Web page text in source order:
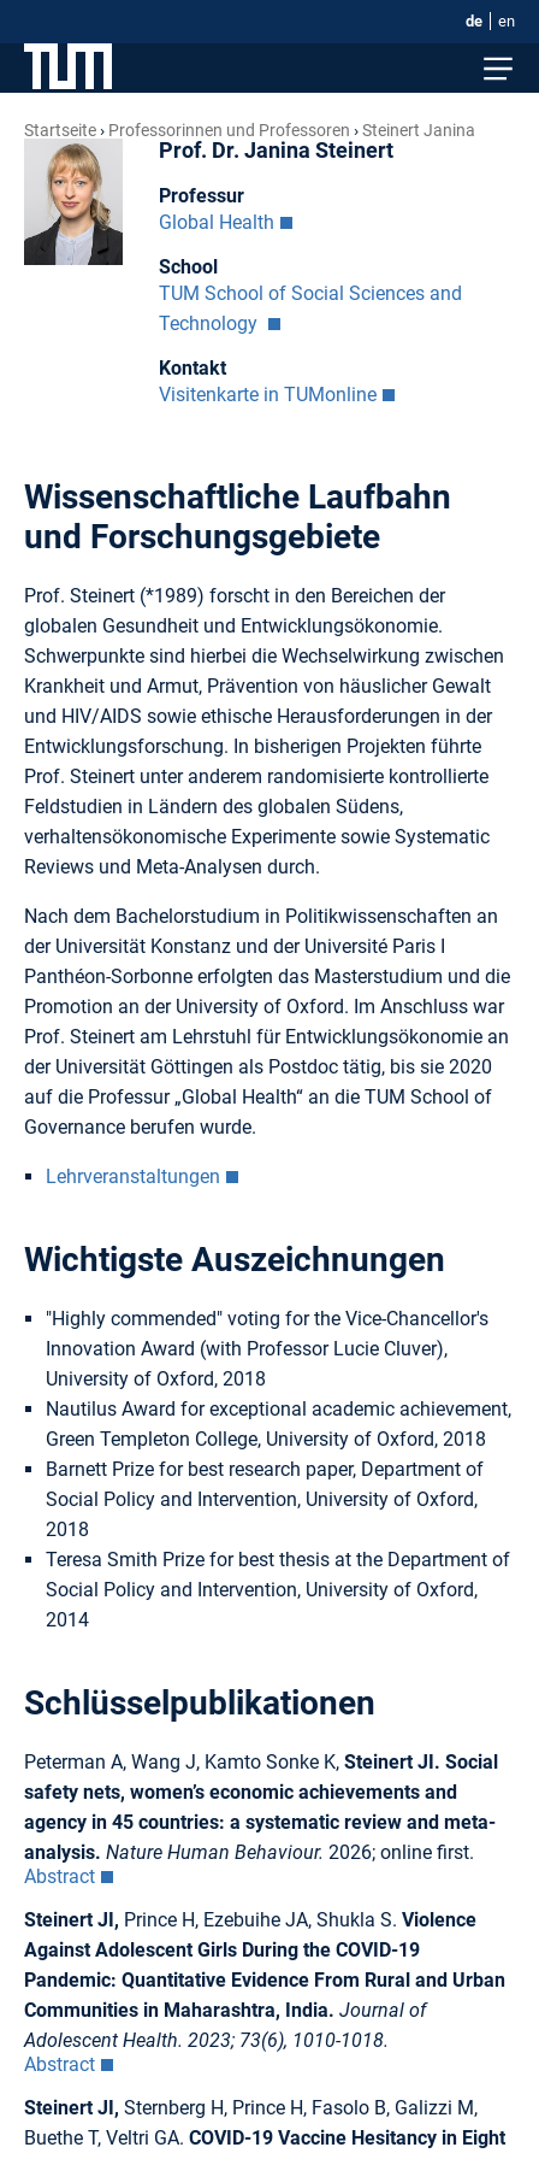
de en
Startseite Professorinnen und Professoren Steinert Janina
Prof. Dr. Janina Steinert
Professur
Global Health
School
TUM School of Social Sciences and
Technology
Kontakt
Visitenkarte in TUMonline
Wissenschaftliche Laufbahn
und Forschungsgebiete
Prof. Steinert (*1989) forscht in den Bereichen der
globalen Gesundheit und Entwicklungsökonomie.
Schwerpunkte sind hierbei die Wechselwirkung zwischen
Krankheit und Armut, Prävention von häuslicher Gewalt
und HIV/AIDS sowie ethische Herausforderungen in der
Entwicklungsforschung. In bisherigen Projekten führte
Prof. Steinert unter anderem randomisierte kontrollierte
Feldstudien in Ländern des globalen Südens,
verhaltensökonomische Experimente sowie Systematic
Reviews und Meta-Analysen durch.
Nach dem Bachelorstudium in Politikwissenschaften an
der Universität Konstanz und der Université Paris I
Panthéon-Sorbonne erfolgten das Masterstudium und die
Promotion an der University of Oxford. Im Anschluss war
Prof. Steinert am Lehrstuhl für Entwicklungsökonomie an
der Universität Göttingen als Postdoc tätig, bis sie 2020
auf die Professur „Global Health“ an die TUM School of
Governance berufen wurde.
Lehrveranstaltungen
Wichtigste Auszeichnungen
"Highly commended" voting for the Vice-Chancellor's
Innovation Award (with Professor Lucie Cluver),
University of Oxford, 2018
Nautilus Award for exceptional academic achievement,
Green Templeton College, University of Oxford, 2018
Barnett Prize for best research paper, Department of
Social Policy and Intervention, University of Oxford,
2018
Teresa Smith Prize for best thesis at the Department of
Social Policy and Intervention, University of Oxford,
2014
Schlüsselpublikationen
Peterman A, Wang J, Kamto Sonke K, Steinert JI. Social
safety nets, women’s economic achievements and
agency in 45 countries: a systematic review and meta-
analysis. Nature Human Behaviour. 2026; online first.
Abstract
Steinert JI, Prince H, Ezebuihe JA, Shukla S. Violence
Against Adolescent Girls During the COVID-19
Pandemic: Quantitative Evidence From Rural and Urban
Communities in Maharashtra, India. Journal of
Adolescent Health. 2023; 73(6), 1010-1018.
Abstract
Steinert JI, Sternberg H, Prince H, Fasolo B, Galizzi M,
Buethe T, Veltri GA. COVID-19 Vaccine Hesitancy in Eight